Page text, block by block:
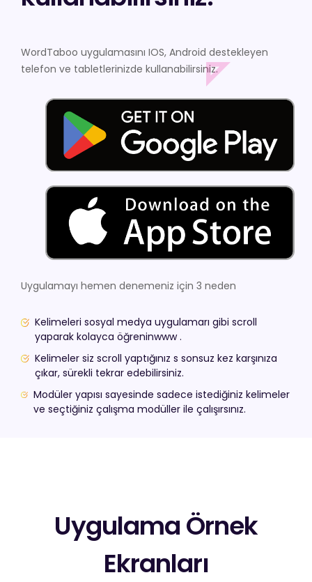
WordTaboo uygulamasını IOS, Android destekleyen
telefon ve tabletlerinizde kullanabilirsiniz.
Uygulamayı hemen denemeniz için 3 neden
Kelimeleri sosyal medya uygulamarı gibi scroll
yaparak kolayca öğreninwww .
Kelimeler siz scroll yaptığınız s sonsuz kez karşınıza
çıkar, sürekli tekrar edebilirsiniz.
Modüler yapısı sayesinde sadece istediğiniz kelimeler
ve seçtiğiniz çalışma modüller ile çalışırsınız.
Uygulama Örnek
Ekranları